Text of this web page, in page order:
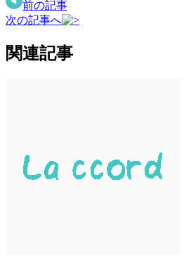
前の記事
次の記事へ
関連記事